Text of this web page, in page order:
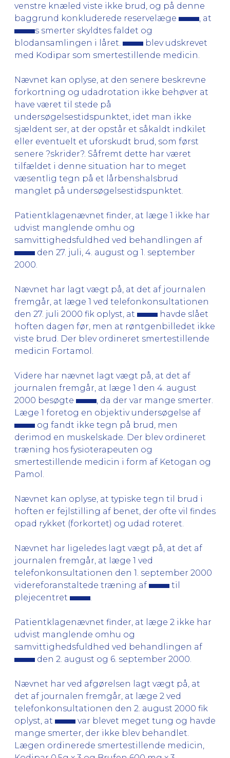
venstre knæled viste ikke brud, og på denne
baggrund konkluderede reservelæge
, at
s smerter skyldtes faldet og
blodansamlingen i låret.
blev udskrevet
med Kodipar som smertestillende medicin.
Nævnet kan oplyse, at den senere beskrevne
forkortning og udadrotation ikke behøver at
have været til stede på
undersøgelsestidspunktet, idet man ikke
sjældent ser, at der opstår et såkaldt indkilet
eller eventuelt et uforskudt brud, som først
senere ?skrider?. Såfremt dette har været
tilfældet i denne situation har to meget
væsentlig tegn på et lårbenshalsbrud
manglet på undersøgelsestidspunktet.
Patientklagenævnet finder, at læge 1 ikke har
udvist manglende omhu og
samvittighedsfuldhed ved behandlingen af
den 27. juli, 4. august og 1. september
2000.
Nævnet har lagt vægt på, at det af journalen
fremgår, at læge 1 ved telefonkonsultationen
den 27. juli 2000 fik oplyst, at
havde slået
hoften dagen før, men at røntgenbilledet ikke
viste brud. Der blev ordineret smertestillende
medicin Fortamol.
Videre har nævnet lagt vægt på, at det af
journalen fremgår, at læge 1 den 4. august
2000 besøgte
, da der var mange smerter.
Læge 1 foretog en objektiv undersøgelse af
og fandt ikke tegn på brud, men
derimod en muskelskade. Der blev ordineret
træning hos fysioterapeuten og
smertestillende medicin i form af Ketogan og
Pamol.
Nævnet kan oplyse, at typiske tegn til brud i
hoften er fejlstilling af benet, der ofte vil findes
opad rykket (forkortet) og udad roteret.
Nævnet har ligeledes lagt vægt på, at det af
journalen fremgår, at læge 1 ved
telefonkonsultationen den 1. september 2000
videreforanstaltede træning af
til
plejecentret
Patientklagenævnet finder, at læge 2 ikke har
udvist manglende omhu og
samvittighedsfuldhed ved behandlingen af
den 2. august og 6. september 2000.
Nævnet har ved afgørelsen lagt vægt på, at
det af journalen fremgår, at læge 2 ved
telefonkonsultationen den 2. august 2000 fik
oplyst, at
var blevet meget tung og havde
mange smerter, der ikke blev behandlet.
Lægen ordinerede smertestillende medicin,